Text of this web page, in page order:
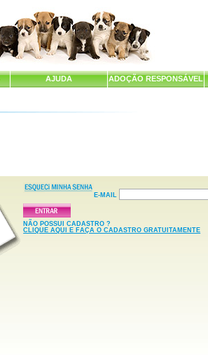
AJUDA ADOÇÃO RESPONSÁVEL
E-MAIL
NÃO POSSUI CADASTRO ?
CLIQUE AQUI E FAÇA O CADASTRO GRATUITAMENTE